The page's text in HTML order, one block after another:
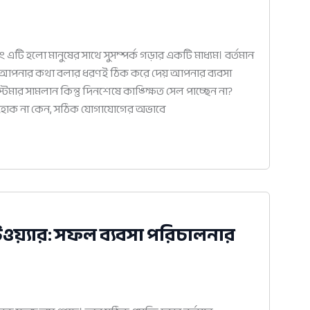
হলো মানুষের সাথে সুসম্পর্ক গড়ার একটি মাধ্যম। বর্তমান
আপনার কথা বলার ধরণই ঠিক করে দেয় আপনার ব্যবসা
সামলান কিন্তু দিনশেষে কাঙ্ক্ষিত সেল পাচ্ছেন না?
না কেন, সঠিক যোগাযোগের অভাবে
সফল ব্যবসা পরিচালনার